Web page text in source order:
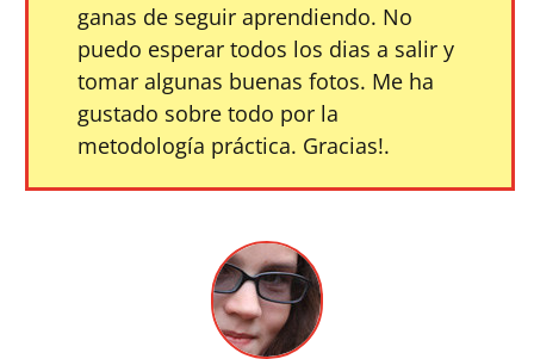
ganas de seguir aprendiendo. No
puedo esperar todos los dias a salir y
tomar algunas buenas fotos. Me ha
gustado sobre todo por la
metodología práctica. Gracias!.